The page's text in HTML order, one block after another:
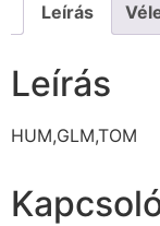
Leírás
Leírás
HUM,GLM,TOM